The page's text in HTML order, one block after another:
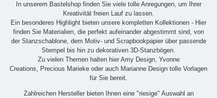
In unserem Bastelshop finden Sie viele tolle Anregungen, um Ihrer
Kreativität freien Lauf zu lassen.
Ein besonderes Highlight bieten unsere kompletten Kollektionen - Hier
finden Sie Materialien, die perfekt aufeinander abgestimmt sind, von
der Stanzschablone, dem Motiv- und Scrapbookpapier über passende
Stempel bis hin zu dekorativen 3D-Stanzbögen.
Zu vielen Themen halten hier Amy Design, Yvonne
Creations, Precious Marieke oder auch Marianne Design tolle Vorlagen
für Sie bereit.
Zahlreichen Hersteller bieten Ihnen eine "riesige" Auswahl an